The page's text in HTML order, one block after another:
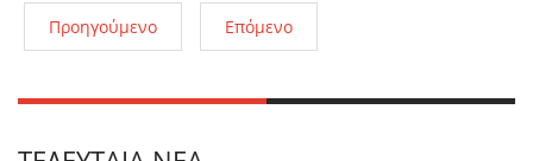
Προηγούμενο Επόμενο